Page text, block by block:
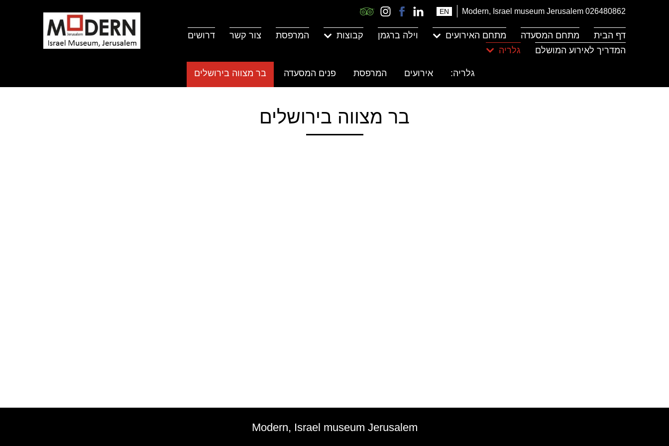
דלג לסרגל הניווט Modern, Israel museum Jerusalem 026480862
EN
tripadvisor
מודרןלעמוד
של
linkedin
דף הבית
מתחם המסעדה מתחם האירועים וילה ברגמן קבוצות המרפסת צור קשר
דרושים
המדריך לאירוע המושלם
גלריה
גלריה: אירועים המרפסת פנים המסעדה בר מצווה בירושלים
בר מצווה בירושלים
Modern, Israel museum Jerusalem